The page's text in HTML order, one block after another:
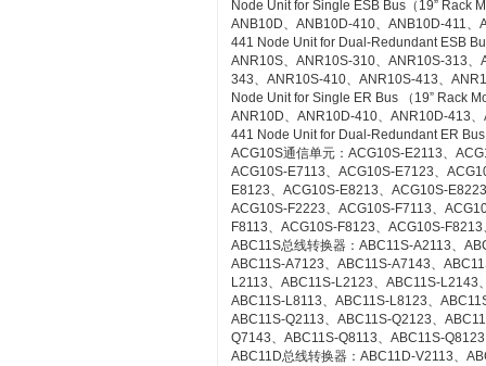
Node Unit for Single ESB Bus（19” Rack
ANB10D、ANB10D-410、ANB10D-411
441 Node Unit for Dual-Redundant ESB
ANR10S、ANR10S-310、ANR10S-313
343、ANR10S-410、ANR10S-413、
Node Unit for Single ER Bus （19” Rack
ANR10D、ANR10D-410、ANR10D-413
441 Node Unit for Dual-Redundant ER
ACG10S通信单元：ACG10S-E2113、
ACG10S-E7113、ACG10S-E7123、
E8123、ACG10S-E8213、ACG10S-
ACG10S-F2223、ACG10S-F7113、
F8113、ACG10S-F8123、ACG10S-
ABC11S总线转换器：ABC11S-A2113、
ABC11S-A7123、ABC11S-A7143、
L2113、ABC11S-L2123、ABC11S-
ABC11S-L8113、ABC11S-L8123、
ABC11S-Q2113、ABC11S-Q2123、
Q7143、ABC11S-Q8113、ABC11S-
ABC11D总线转换器：ABC11D-V2113、